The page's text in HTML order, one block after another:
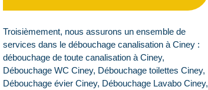
Troisièmement, nous assurons un ensemble de
services dans le débouchage canalisation à Ciney :
débouchage de toute canalisation à Ciney,
Débouchage WC Ciney, Débouchage toilettes Ciney,
Débouchage évier Ciney, Débouchage Lavabo Ciney,